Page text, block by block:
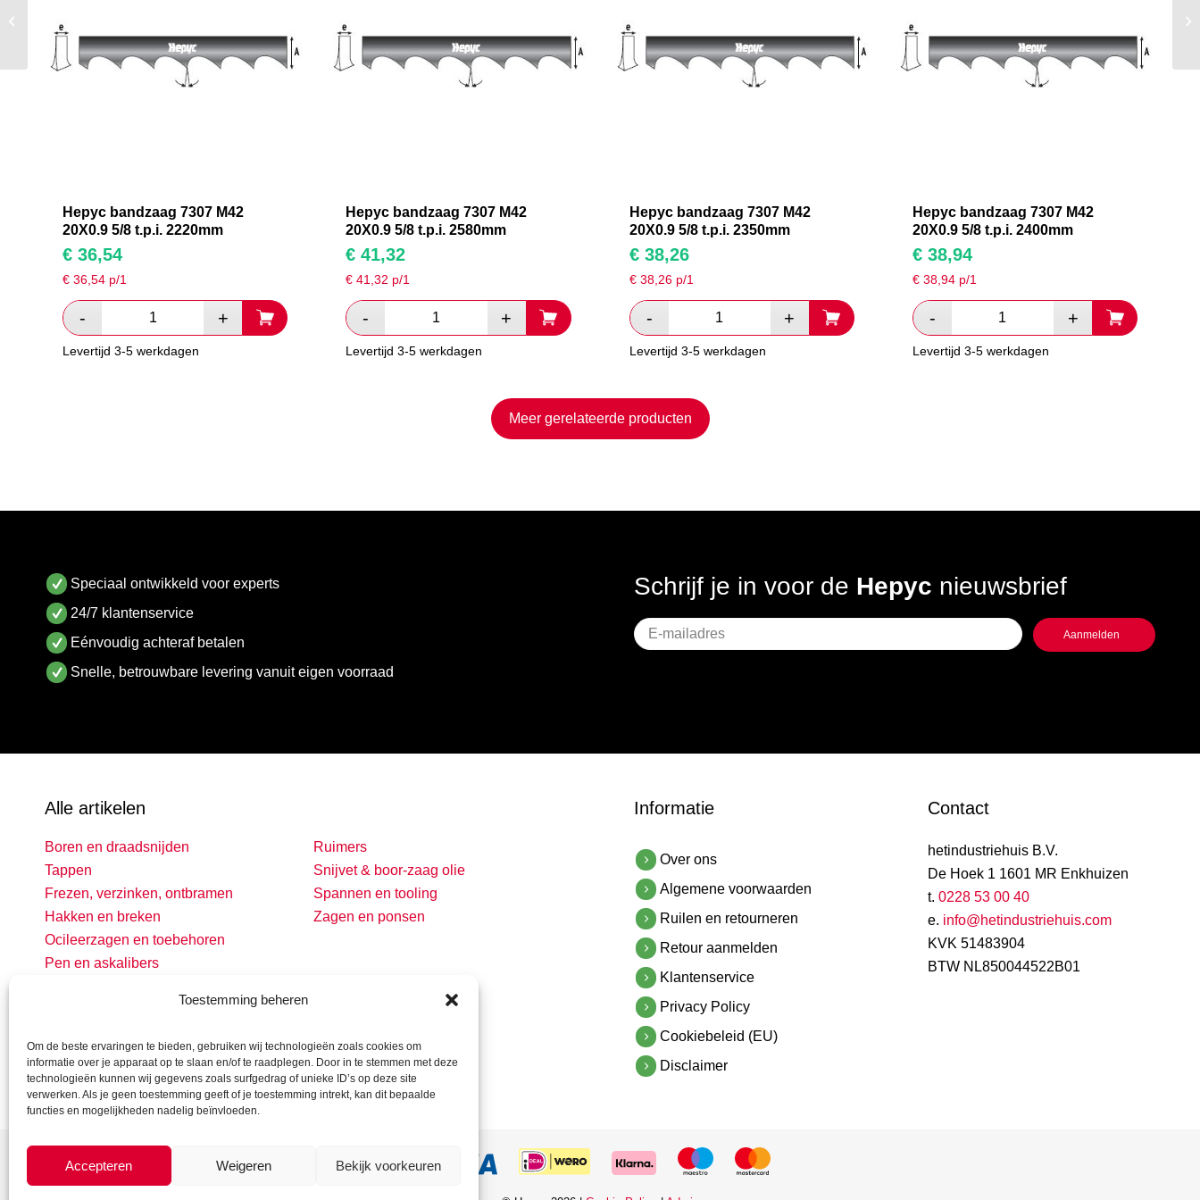
Toestemming beheren
Om de beste ervaringen te bieden, gebruiken wij technologieën zoals cookies om
informatie over je apparaat op te slaan en/of te raadplegen. Door in te stemmen met deze
technologieën kunnen wij gegevens zoals surfgedrag of unieke ID’s op deze site
verwerken. Als je geen toestemming geeft of je toestemming intrekt, kan dit bepaalde
functies en mogelijkheden nadelig beïnvloeden.
Accepteren Weigeren Bekijk voorkeuren
Hepyc bandzaag 7307 M42
20X0.9 5/8 t.p.i. 2220mm
€ 36,54
€ 36,54 p/1
Levertijd 3-5 werkdagen
Hepyc bandzaag 7307 M42
20X0.9 5/8 t.p.i. 2580mm
€ 41,32
€41,32 p/1
Levertijd 3-5 werkdagen
Hepyc bandzaag 7307 M42
20X0.9 5/8 t.p.i. 2350mm
€38,26
€ 38,26p/1
Levertijd 3-5 werkdagen
Hepyc bandzaag 7307 M42
20X0.9 5/8 t.p.i. 2400mm
€38,94
€ 38,94p/1
Levertijd 3-5 werkdagen
Meer gerelateerde producten
Speciaal ontwikkeld voor experts
24/7 klantenservice
Eénvoudig achteraf betalen
Snelle, betrouwbare levering vanuit eigen voorraad
Schrijf je in voor de Hepyc nieuwsbrief
Geen
titel
Alle artikelen
Boren en draadsnijden
Tappen
Frezen, verzinken, ontbramen
Hakken en breken
Ocileerzagen en toebehoren
Pen en askalibers
Ruimers
Snijvet & boor-zaag olie
Spannen en tooling
Zagen en ponsen
Informatie
Over ons
Algemene voorwaarden
Ruilen en retourneren
Retour aanmelden
Klantenservice
Privacy Policy
Cookiebeleid (EU)
Disclaimer
Contact
hetindustriehuis B.V.
De Hoek 1 1601 MR Enkhuizen
t. 0228 53 00 40
e. info@hetindustriehuis.com
KVK 51483904
BTW NL850044522B01
2085mm